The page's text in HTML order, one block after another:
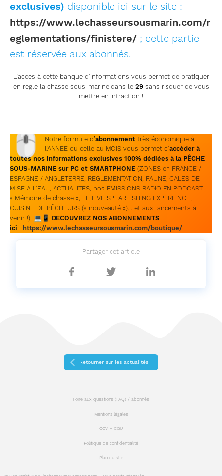
exclusives) disponible ici sur le site :
https://www.lechasseursousmarin.com/r
eglementations/finistere/ ; cette partie
est réservée aux abonnés.
L’accès à cette banque d’informations vous permet de pratiquer
en règle la chasse sous-marine dans le 29 sans risquer de vous
mettre en infraction !
🖱 Notre formule d’abonnement très économique à
l’ANNEE ou celle au MOIS vous permet d’accéder à
toutes nos informations exclusives 100% dédiées à la PÊCHE
SOUS-MARINE sur PC et SMARTPHONE (ZONES en FRANCE /
ESPAGNE / ANGLETERRE, REGLEMENTATION, FAUNE, CALES DE
MISE A L’EAU, ACTUALITES, nos EMISSIONS RADIO EN PODCAST
« Mémoire de chasse », LE LIVE SPEARFISHING EXPERIENCE,
CUISINE DE PÊCHEURS (« nouveauté »)… et aux lancements à
venir !). 💻📱 DECOUVREZ NOS ABONNEMENTS
ici : https://www.lechasseursousmarin.com/boutique/
Partager cet article
Partager
Partager
Partager
sur
Retourner sur les actualités
Foire aux questions (FAQ) / abonnés
Mentions légales
CGV – CGU
Politique de confidentialité
Plan du site